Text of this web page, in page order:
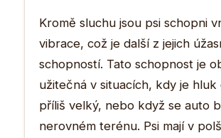
Kromě sluchu jsou psi schopni
vibrace, což je další z jejich
schopností. Tato schopnost je
užitečná v situacích, kdy je hluk
příliš velký, nebo když se auto
nerovném terénu. Psi mají v